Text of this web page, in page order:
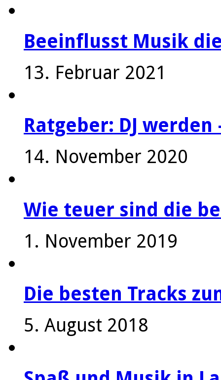
Beeinflusst Musik
13. Februar 2021
Ratgeber: DJ
14. November 2020
Wie teuer sind die
1. November 2019
Die besten Tracks
5. August 2018